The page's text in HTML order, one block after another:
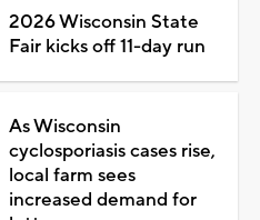
2026 Wisconsin State
Fair kicks off 11-day run
As Wisconsin
cyclosporiasis cases rise,
local farm sees
increased demand for